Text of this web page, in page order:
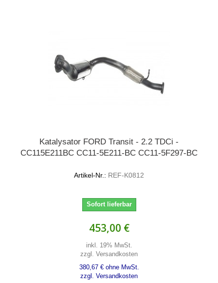
Katalysator FORD Transit - 2.2 TDCi -
CC115E211BC CC11-5E211-BC CC11-5F297-BC
Artikel-Nr.: REF-K0812
Sofort lieferbar
453,00 €
inkl. 19% MwSt.
zzgl. Versandkosten
380,67 € ohne MwSt.
zzgl. Versandkosten